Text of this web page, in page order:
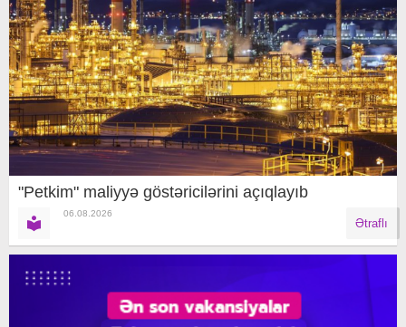
"Petkim" maliyyə göstəricilərini açıqlayıb
06.08.2026
Ətraflı